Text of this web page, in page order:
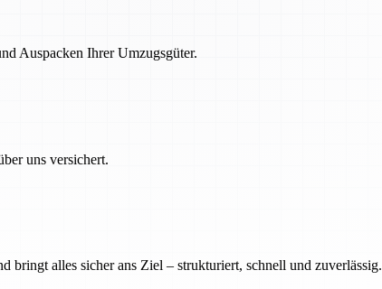
Auspacken Ihrer Umzugsgüter.
uns versichert.
bringt alles sicher ans Ziel – strukturiert, schnell und zuverlässig.